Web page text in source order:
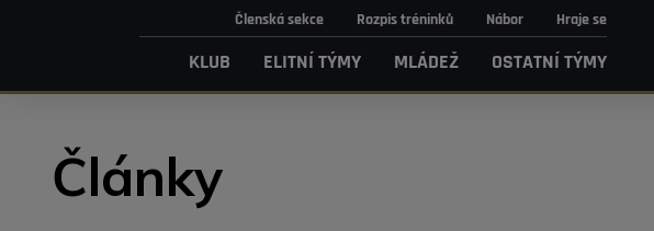
Členská sekce Rozpis tréninků Nábor Hraje se
KLUB ELITNÍ TÝMY MLÁDEŽ OSTATNÍ TÝMY
Články